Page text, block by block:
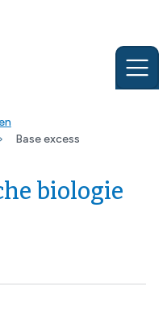
Base excess
biologie